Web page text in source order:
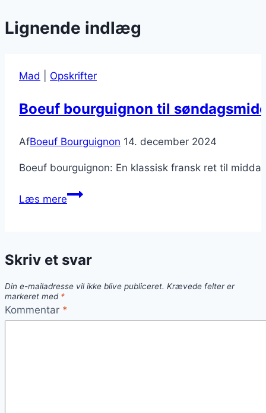
Lignende indlæg
Mad Opskrifter
Boeuf bourguignon til
AfBoeuf Bourguignon 14. december 2024
Boeuf bourguignon: En klassisk fransk ret til
Læs mereBoeuf
med
Skriv et svar
Din e-mailadresse vil ikke blive publiceret. Krævede felter er
markeret med *
Kommentar *